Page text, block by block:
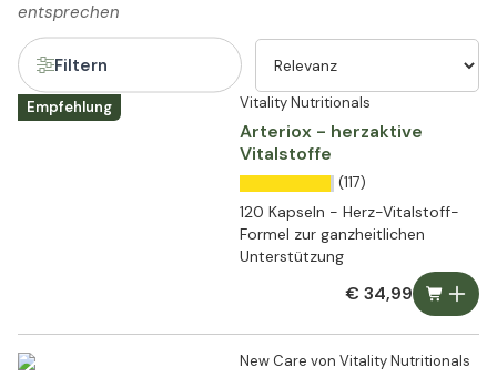
entsprechen
Filtern
Empfehlung Vitality Nutritionals
Arteriox - herzaktive
Vitalstoffe
(117)
120 Kapseln - Herz-Vitalstoff-
Formel zur ganzheitlichen
Unterstützung
€ 34,99
New Care von Vitality Nutritionals